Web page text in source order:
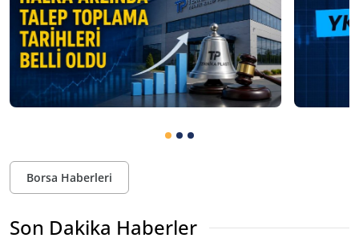
Borsa Haberleri
Son Dakika Haberler